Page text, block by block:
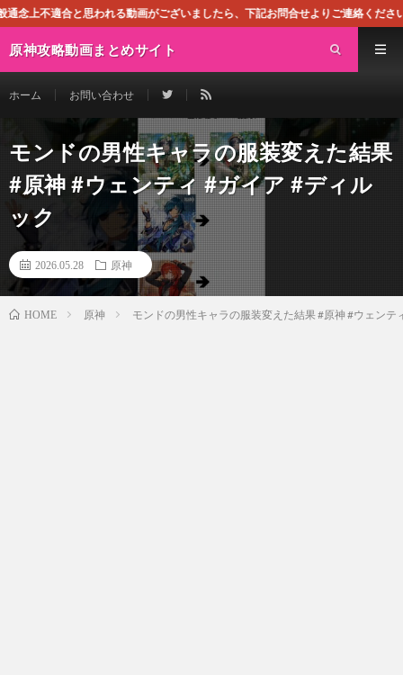
る動画がございましたら、下記お問合せよりご連絡ください。即刻対処さ
原神攻略動画まとめサイト
ホーム お問い合わせ
モンドの男性キャラの服装変えた結果
#原神 #ウェンティ #ガイア #ディル
ック
2026.05.28 原神
HOME 原神 モンドの男性キャラの服装変えた結果 #原神 #ウェンテ